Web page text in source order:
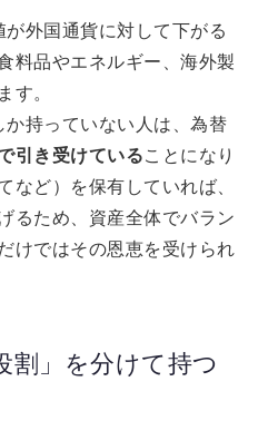
が外国通貨に対して下がる
料品やエネルギー、海外製
す。
か持っていない人は、為替
引き受けていることになり
など）を保有していれば、
るため、資産全体でバラン
けではその恩恵を受けられ
割」を分けて持つ